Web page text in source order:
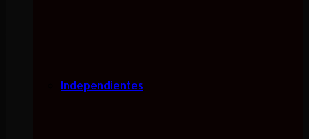
Independientes